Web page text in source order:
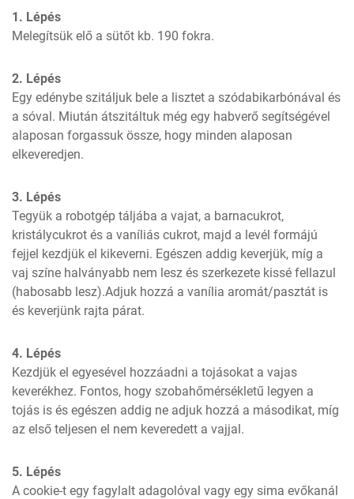
1. Lépés
Melegítsük elő a sütőt kb. 190 fokra.
2. Lépés
Egy edénybe szitáljuk bele a lisztet a szódabikarbónával és
a sóval. Miután átszitáltuk még egy habverő segítségével
alaposan forgassuk össze, hogy minden alaposan
elkeveredjen.
3. Lépés
Tegyük a robotgép táljába a vajat, a barnacukrot,
kristálycukrot és a vaníliás cukrot, majd a levél formájú
fejjel kezdjük el kikeverni. Egészen addig keverjük, míg a
vaj színe halványabb nem lesz és szerkezete kissé fellazul
(habosabb lesz).Adjuk hozzá a vanília aromát/pasztát is
és keverjünk rajta párat.
4. Lépés
Kezdjük el egyesével hozzáadni a tojásokat a vajas
keverékhez. Fontos, hogy szobahőmérsékletű legyen a
tojás is és egészen addig ne adjuk hozzá a másodikat, míg
az első teljesen el nem keveredett a vajjal.
5. Lépés
A cookie-t egy fagylalt adagolóval vagy egy sima evőkanál